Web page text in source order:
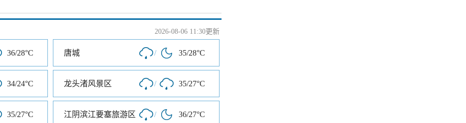
2026-08-06 11:30更新
36/28°C 唐城 / 35/28°C
34/24°C 龙头渚风景区 / 35/27°C
35/27°C 江阴滨江要塞旅游区 / 36/27°C